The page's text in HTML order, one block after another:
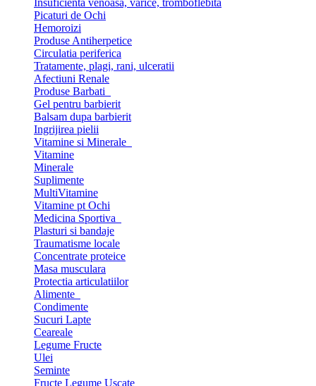
Insuficienta venoasa, varice, tromboflebita
Picaturi de Ochi
Hemoroizi
Produse Antiherpetice
Circulatia periferica
Tratamente, plagi, rani, ulceratii
Afectiuni Renale
Produse Barbati
Gel pentru barbierit
Balsam dupa barbierit
Ingrijirea pielii
Vitamine si Minerale
Vitamine
Minerale
Suplimente
MultiVitamine
Vitamine pt Ochi
Medicina Sportiva
Plasturi si bandaje
Traumatisme locale
Concentrate proteice
Masa musculara
Protectia articulatiilor
Alimente
Condimente
Sucuri Lapte
Ceareale
Legume Fructe
Ulei
Seminte
Fructe Legume Uscate